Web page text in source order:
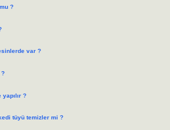
?
var ?
?
?
tüyü temizler mi ?